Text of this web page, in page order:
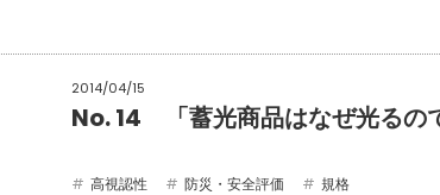
2014/04/15
No. 14 「蓄光商品はなぜ光るの
高視認性 防災・安全評価 規格